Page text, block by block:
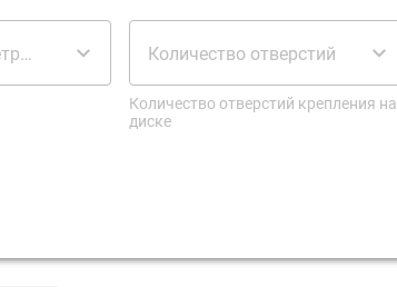
Количество отверстий
Количество отверстий крепления на
диске